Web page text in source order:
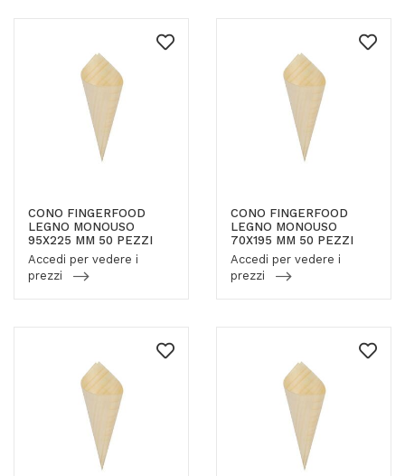
CONO FINGERFOOD
LEGNO MONOUSO
95X225 MM 50 PEZZI
Accedi per vedere i
prezzi
CONO FINGERFOOD
LEGNO MONOUSO
70X195 MM 50 PEZZI
Accedi per vedere i
prezzi